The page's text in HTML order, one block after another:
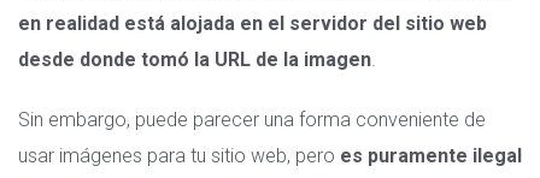
en realidad está alojada en el servidor del sitio web
desde donde tomó la URL de la imagen
Sin embargo, puede parecer una forma conveniente de
usar imágenes para tu sitio web, pero es puramente ilegal